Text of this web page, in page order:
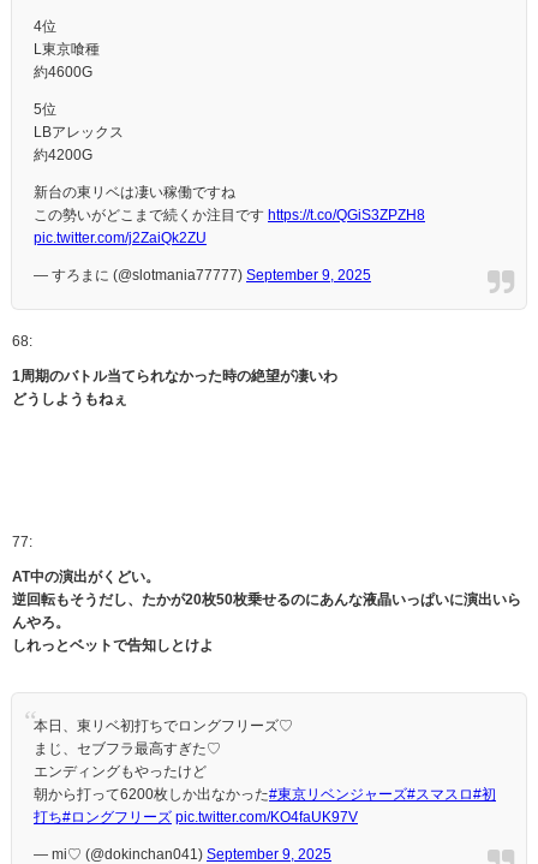
4位
L東京喰種
約4600G
5位
LBアレックス
約4200G
新台の東リベは凄い稼働ですね
この勢いがどこまで続くか注目です https://t.co/QGiS3ZPZH8
pic.twitter.com/j2ZaiQk2ZU
— すろまに (@slotmania77777) September 9, 2025
68:
1周期のバトル当てられなかった時の絶望が凄いわ
どうしようもねぇ
77:
AT中の演出がくどい。
逆回転もそうだし、たかが20枚50枚乗せるのにあんな液晶いっぱいに演出いら
んやろ。
しれっとベットで告知しとけよ
本日、東リベ初打ちでロングフリーズ♡
まじ、セブフラ最高すぎた♡
エンディングもやったけど
朝から打って6200枚しか出なかった#東京リベンジャーズ#スマスロ#初
打ち#ロングフリーズ pic.twitter.com/KO4faUK97V
— mi♡ (@dokinchan041) September 9, 2025